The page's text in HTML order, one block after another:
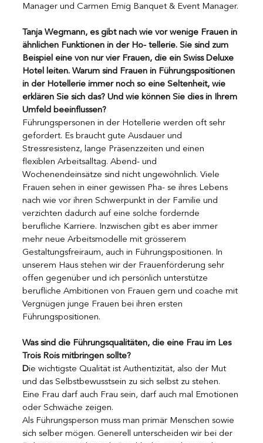
Manager und Carmen Emig Banquet & Event Manager.
Tanja Wegmann, es gibt nach wie vor wenige Frauen in
ähnlichen Funktionen in der Ho- tellerie. Sie sind zum
Beispiel eine von nur vier Frauen, die ein Swiss Deluxe
Hotel leiten. Warum sind Frauen in Führungspositionen
in der Hotellerie immer noch so eine Seltenheit, wie
erklären Sie sich das? Und wie können Sie dies in Ihrem
Umfeld beeinflussen?
Führungspersonen in der Hotellerie werden oft sehr
gefordert. Es braucht gute Ausdauer und
Stressresistenz, lange Präsenzzeiten und einen
flexiblen Arbeitsalltag. Abend- und
Wochenendeinsätze sind nicht ungewöhnlich. Viele
Frauen sehen in einer gewissen Pha- se ihres Lebens
nach wie vor ihren Schwerpunkt in der Familie und
verzichten dadurch auf eine solche fordernde
berufliche Karriere. Inzwischen gibt es aber immer
mehr neue Arbeitsmodelle mit grösserem
Gestaltungsfreiraum, auch in Führungspositionen. In
unserem Haus stehen wir der Frauenförderung sehr
offen gegenüber und ich persönlich unterstütze
berufliche Ambitionen von Frauen gern und coache mit
Vergnügen junge Frauen bei ihren ersten
Führungspositionen.
Was sind die Führungsqualitäten, die eine Frau im Les
Trois Rois mitbringen sollte?
Die wichtigste Qualität ist Authentizität, also der Mut
und das Selbstbewusstsein zu sich selbst zu stehen.
Eine Frau darf auch Frau sein, darf auch mal Emotionen
oder Schwäche zeigen.
Als Führungsperson muss man primär Menschen sowie
sich selber mögen. Generell unterscheiden wir bei der